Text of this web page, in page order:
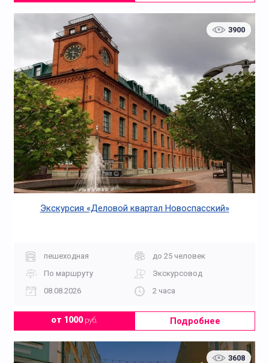
3900
Экскурсия «Деловой квартал Новоспасский»
пешеходная
до 25 человек
По маршруту
Экскурсовод
08.08.2026
2 часа
от 1000руб. Подробнее
3608